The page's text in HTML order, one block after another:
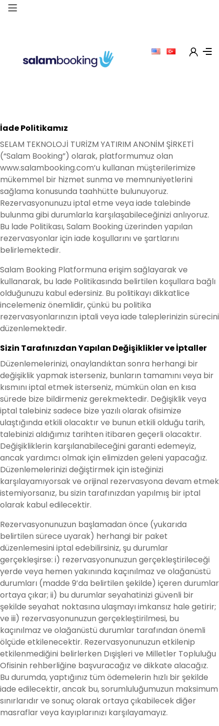
İade Politikamız
SELAM TEKNOLOJİ TURİZM YATIRIM ANONİM ŞİRKETİ
(“Salam Booking”) olarak, platformumuz olan
www.salambooking.com’u kullanan müşterilerimize
mükemmel bir hizmet sunma ve memnuniyetlerini
sağlama konusunda taahhütte bulunuyoruz.
Rezervasyonunuzu iptal etme veya iade talebinde
bulunma gibi durumlarla karşılaşabileceğinizi anlıyoruz.
Bu lade Politikası, Salam Booking üzerinden yapılan
rezervasyonlar için iade koşullarını ve şartlarını
belirlemektedir.
Salam Booking Platformuna erişim sağlayarak ve
kullanarak, bu lade Politikasında belirtilen koşullara bağlı
olduğunuzu kabul edersiniz. Bu politikayı dikkatlice
incelemeniz önemlidir, çünkü bu politika
rezervasyonlarınızın iptali veya iade taleplerinizin sürecini
düzenlemektedir.
Sizin Tarafınızdan Yapılan Değişikliklerve İptaller
Düzenlemelerinizi, onaylandıktan sonra herhangi bir
değişiklik yapmak isterseniz, bunların tamamını veya bir
kısmını iptal etmek isterseniz, mümkün olan en kısa
sürede bize bildirmeniz gerekmektedir. Değişiklik veya
iptal talebiniz sadece bize yazılı olarak ofisimize
ulaştığında etkili olacaktır ve bunun etkili olduğu tarih,
talebinizi aldığımız tarihten itibaren geçerli olacaktır.
Değişikliklerin karşılanabileceğini garanti edemeyiz,
ancak yardımcı olmak için elimizden geleni yapacağız.
Düzenlemelerinizi değiştirmek için isteğinizi
karşılayamıyorsak ve orijinal rezervasyona devam etmek
istemiyorsanız, bu sizin tarafınızdan yapılmış bir iptal
olarak kabul edilecektir.
Rezervasyonunuzun başlamadan önce (yukarıda
belirtilen sürece uyarak) herhangi bir paket
düzenlemesini iptal edebilirsiniz, şu durumlar
gerçekleşirse: i) rezervasyonunuzun gerçekleştirileceği
yerde veya hemen yakınında kaçınılmaz ve olağanüstü
durumları (madde 9’da belirtilen şekilde) içeren durumlar
ortaya çıkar; ii) bu durumlar seyahatinizi güvenli bir
şekilde seyahat noktasına ulaşmayı imkansız hale getirir;
ve iii) rezervasyonunuzun gerçekleştirilmesi, bu
kaçınılmaz ve olağanüstü durumlar tarafından önemli
ölçüde etkilenecektir. Rezervasyonunuzun etkilenip
etkilenmediğini belirlerken Dışişleri ve Milletler Topluluğu
Ofisinin rehberliğine başvuracağız ve dikkate alacağız.
Bu durumda, yaptığınız tüm ödemelerin hızlı bir şekilde
iade edilecektir, ancak bu, sorumluluğumuzun maksimum
sınırlarıdır ve sonuç olarak ortaya çıkabilecek diğer
masraflar veya kayıplarınızı karşılayamayız.